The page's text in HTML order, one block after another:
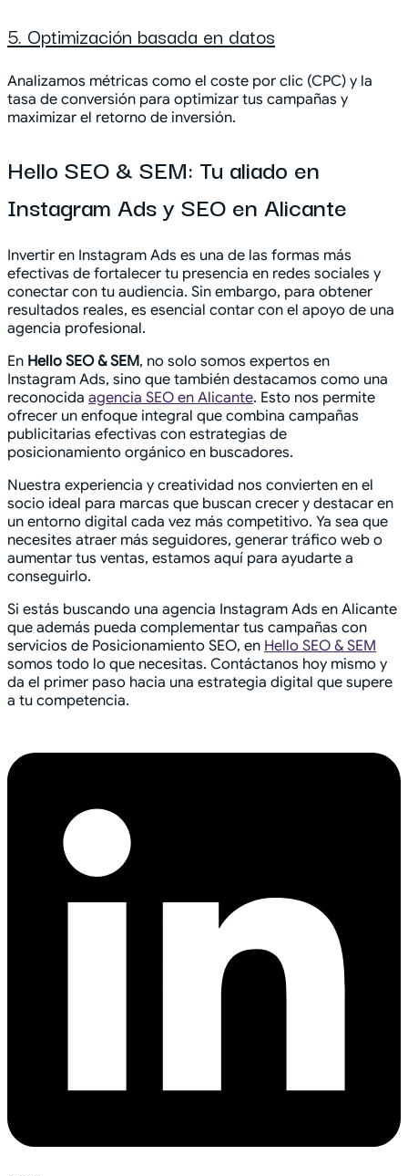
5. Optimización basada en datos
Analizamos métricas como el coste por clic (CPC) y la
tasa de conversión para optimizar tus campañas y
maximizar el retorno de inversión.
Hello SEO & SEM: Tu aliado en
Instagram Ads y SEO en Alicante
Invertir en Instagram Ads es una de las formas más
efectivas de fortalecer tu presencia en redes sociales y
conectar con tu audiencia. Sin embargo, para obtener
resultados reales, es esencial contar con el apoyo de una
agencia profesional.
En Hello SEO & SEM, no solo somos expertos en
Instagram Ads, sino que también destacamos como una
reconocida agencia SEO en Alicante. Esto nos permite
ofrecer un enfoque integral que combina campañas
publicitarias efectivas con estrategias de
posicionamiento orgánico en buscadores.
Nuestra experiencia y creatividad nos convierten en el
socio ideal para marcas que buscan crecer y destacar en
un entorno digital cada vez más competitivo. Ya sea que
necesites atraer más seguidores, generar tráfico web o
aumentar tus ventas, estamos aquí para ayudarte a
conseguirlo.
Si estás buscando una agencia Instagram Ads en Alicante
que además pueda complementar tus campañas con
servicios de Posicionamiento SEO, en Hello SEO & SEM
somos todo lo que necesitas. Contáctanos hoy mismo y
da el primer paso hacia una estrategia digital que supere
a tu competencia.